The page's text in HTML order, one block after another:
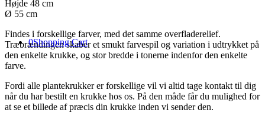
0Shopping Cart
Højde 48 cm
Ø 55 cm
Findes i forskellige farver, med det samme overfladerelief.
Træbrændingen skaber et smukt farvespil og variation i udtrykket på
den enkelte krukke, og stor bredde i tonerne indenfor den enkelte
farve.
Fordi alle plantekrukker er forskellige vil vi altid tage kontakt til dig
når du har bestilt en krukke hos os. På den måde får du mulighed for
at se et billede af præcis din krukke inden vi sender den.